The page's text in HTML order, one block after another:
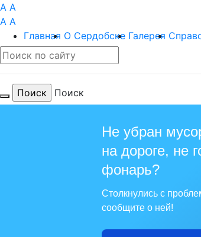
A A
A A
Главная О Сердобске Галерея
Поиск
Не убран
на дороге, не
фонарь?
Столкнулись с
сообщите о ней!